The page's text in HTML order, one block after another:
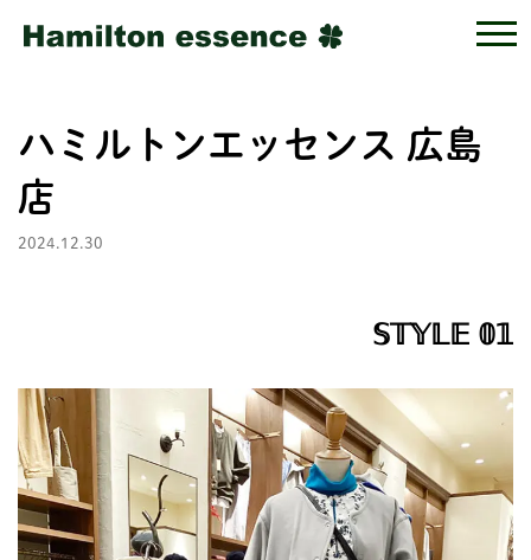
ハミルトンエッセンス 広島
店
2024.12.30
𝕊𝕋𝕐𝕃𝔼 𝟘𝟙